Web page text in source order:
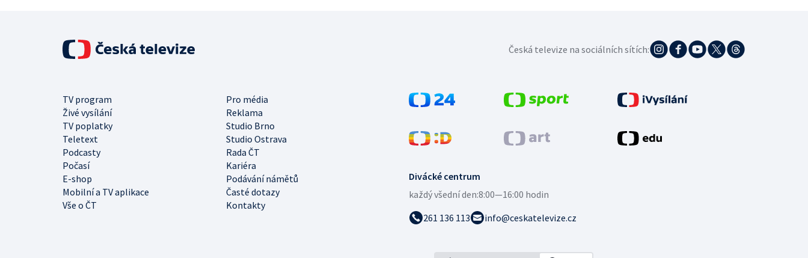
Divácké centrum
každý všední den:8:00—16:00 hodin
261 136 113
info@ceskatelevize.cz
TV program
Pro média
Živé vysílání
Reklama
TV poplatky
Studio Brno
Teletext
Studio Ostrava
Podcasty
Rada ČT
Počasí
Kariéra
E-shop
Podávání námětů
Mobilní a TV aplikace
Časté dotazy
Vše o ČT
Kontakty
Česká televize na sociálních sítích: